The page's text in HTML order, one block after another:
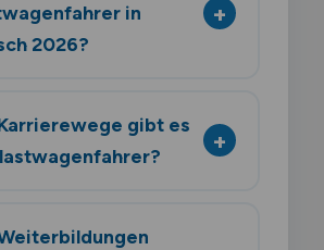
in
2026?
gibt es